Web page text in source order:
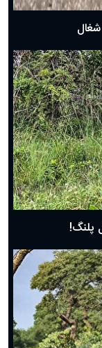
پلنگ!